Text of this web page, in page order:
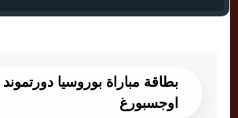
اوجسبورغ